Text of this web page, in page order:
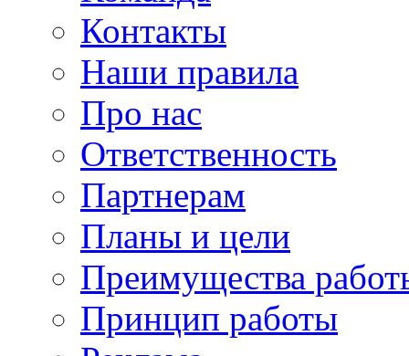
Контакты
Наши правила
Про нас
Ответственность
Партнерам
Планы и цели
Преимущества
Принцип работы